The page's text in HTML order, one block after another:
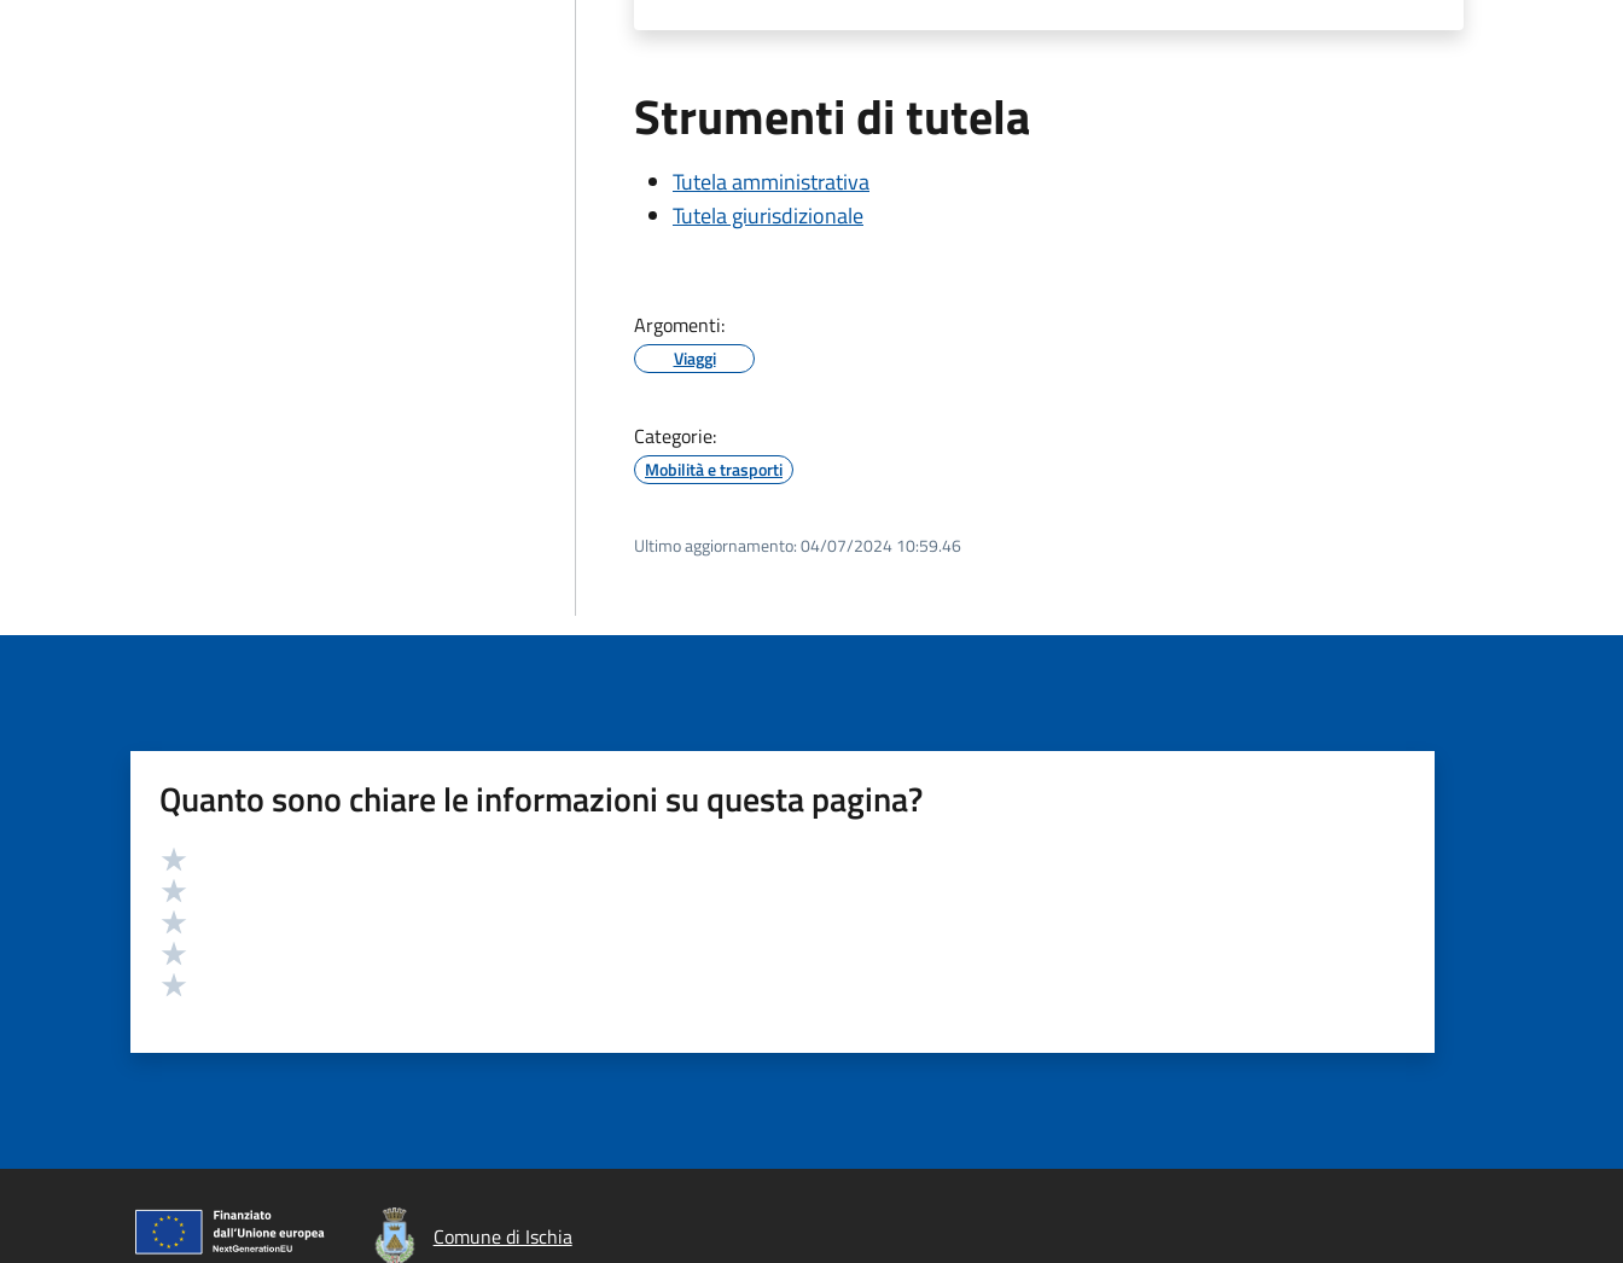
Strumenti di tutela
Tutela amministrativa
Tutela giurisdizionale
Argomenti:
Viaggi
Categorie:
Mobilità e trasporti
Ultimo aggiornamento:04/07/2024 10:59.46
Quanto sono chiare le informazioni su questa pagina?
Valutazione
Comune di Ischia